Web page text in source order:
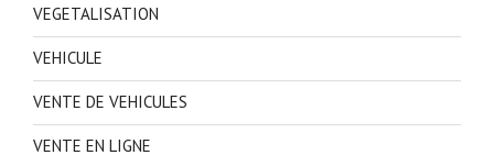
VEGETALISATION
VEHICULE
VENTE DE VEHICULES
VENTE EN LIGNE